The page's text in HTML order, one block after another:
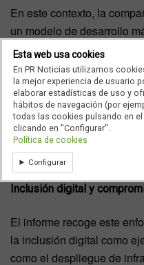
En este contexto, la
un modelo de desarrollo
conectividad es esencial
competitividad y la
parte de la estrategia de
innovadora y
cliente y gestionar su
facilitando además el
genera la digitalización.
Inclusión digital y
El informe recoge este
la inclusión digital como
como el despliegue de
Esta web usa cookies
En PR Noticias utilizamos
la mejor experiencia de usuario
elaborar estadísticas de uso y
hábitos de navegación (por
todas las cookies pulsando en
clicando en "Configurar".
Política de cookies
Configurar